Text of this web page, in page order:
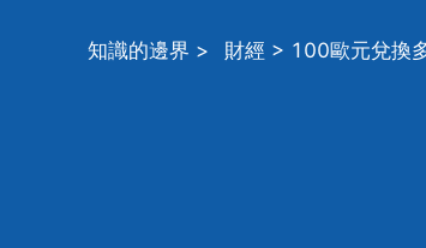
知識的邊界 > 財經 > 100歐元兌換